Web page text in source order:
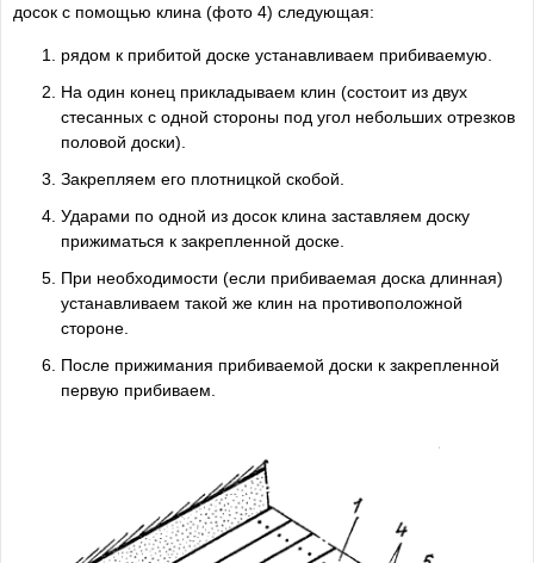
досок с помощью клина (фото 4) следующая:
рядом к прибитой доске устанавливаем прибиваемую.
На один конец прикладываем клин (состоит из двух
стесанных с одной стороны под угол небольших отрезков
половой доски).
Закрепляем его плотницкой скобой.
Ударами по одной из досок клина заставляем доску
прижиматься к закрепленной доске.
При необходимости (если прибиваемая доска длинная)
устанавливаем такой же клин на противоположной
стороне.
После прижимания прибиваемой доски к закрепленной
первую прибиваем.